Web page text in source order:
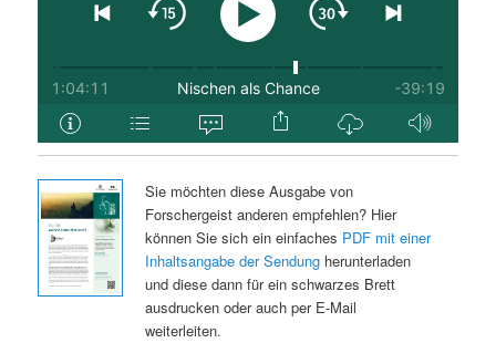
Sie möchten diese Ausgabe von
Forschergeist anderen empfehlen? Hier
können Sie sich ein einfaches PDF mit einer
Inhaltsangabe der Sendungherunterladen
und diese dann für ein schwarzes Brett
ausdrucken oder auch per E-Mail
weiterleiten.